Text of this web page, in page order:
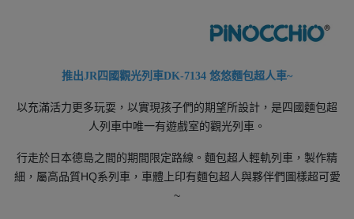
推出JR四國觀光列車DK-7134 悠悠麵包超人車~
以充滿活力更多玩耍，以實現孩子們的期望所設計，是四國麵包超
人列車中唯一有遊戲室的觀光列車。
行走於日本德島之間的期間限定路線。麵包超人輕軌列車，製作精
細，屬高品質HQ系列車，車體上印有麵包超人與夥伴們圖樣超可愛
~